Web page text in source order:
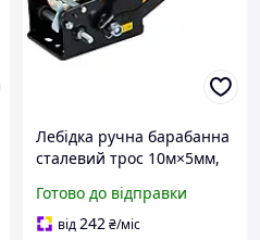
Лебідка ручна барабанна
сталевий трос 10м×5мм,
vidrazu - роби вибір
Готово до відправки
від242₴/міс